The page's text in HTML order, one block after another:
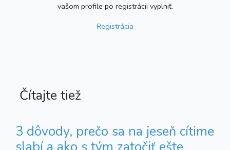
vašom profile po registrácii vyplniť.
Registrácia
Čítajte tiež
3 dôvody, prečo sa na jeseň cítime